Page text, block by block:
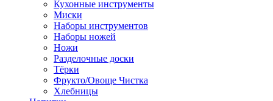
Кухонные инструменты
Миски
Наборы инструментов
Наборы ножей
Ножи
Разделочные доски
Тёрки
Фрукто/Овоще Чистка
Хлебницы